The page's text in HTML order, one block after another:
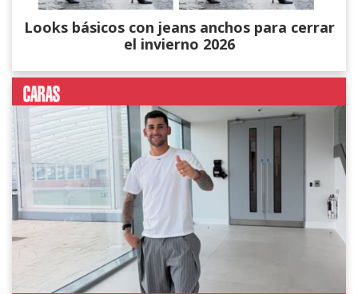
Looks básicos con jeans anchos para cerrar
el invierno 2026